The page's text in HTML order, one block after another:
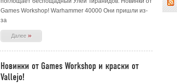
Games Workshop! Warhammer 40000 Они пришли из-
за
Далее »
Новинки от Games Workshop и краски от
Vallejo!